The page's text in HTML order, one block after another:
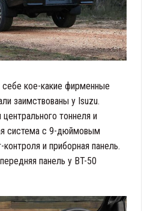
кое-какие фирменные
заимствованы у Isuzu.
тоннеля и
система с 9-дюймовым
и приборная панель.
панель у BT-50